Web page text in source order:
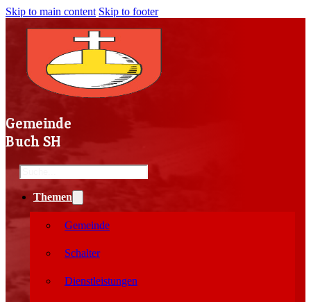
Skip to main content Skip to footer
Gemeinde
Buch SH
Search
Themen
Gemeinde
Schalter
Dienstleistungen